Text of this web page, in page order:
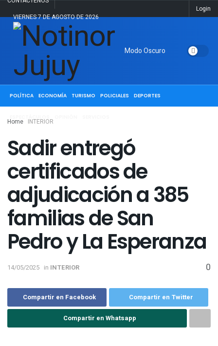
VIERNES 7 DE AGOSTO DE 2026
Login
Modo Oscuro
ACTUALIDAD JUJUY SALTA
POLÍTICA ECONOMÍA TURISMO POLICIALES DEPORTES
Home INTERIOR
Sadir entregó
certificados de
adjudicación a 385
familias de San
Pedro y La Esperanza
14/05/2025 in INTERIOR 0
Compartir en Facebook Compartir en Twitter
Compartir en Whatsapp